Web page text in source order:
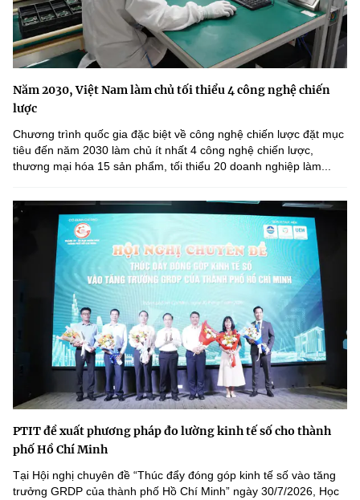
Năm 2030, Việt Nam làm chủ tối thiểu 4 công nghệ chiến
lược
Chương trình quốc gia đặc biệt về công nghệ chiến lược đặt mục
tiêu đến năm 2030 làm chủ ít nhất 4 công nghệ chiến lược,
thương mại hóa 15 sản phẩm, tối thiểu 20 doanh nghiệp làm...
PTIT đề xuất phương pháp đo lường kinh tế số cho thành
phố Hồ Chí Minh
Tại Hội nghị chuyên đề “Thúc đẩy đóng góp kinh tế số vào tăng
trưởng GRDP của thành phố Hồ Chí Minh” ngày 30/7/2026, Học